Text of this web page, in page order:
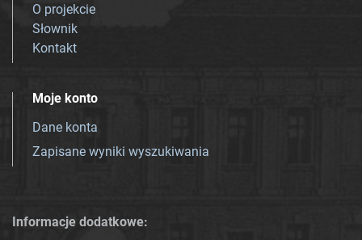
O projekcie
Słownik
Kontakt
Moje konto
Dane konta
Zapisane wyniki wyszukiwania
Informacje dodatkowe: